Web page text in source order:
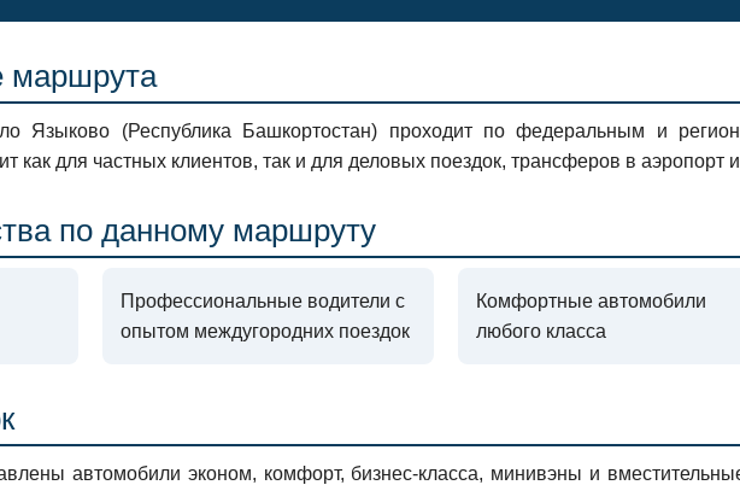
маршрута
Языково (Республика Башкортостан) проходит по федеральным и
как для частных клиентов, так и для деловых поездок, трансферов в
по данному маршруту
Профессиональные водители с
опытом междугородних поездок
Комфортные автомобили
любого класса
автомобили эконом, комфорт, бизнес-класса, минивэны и